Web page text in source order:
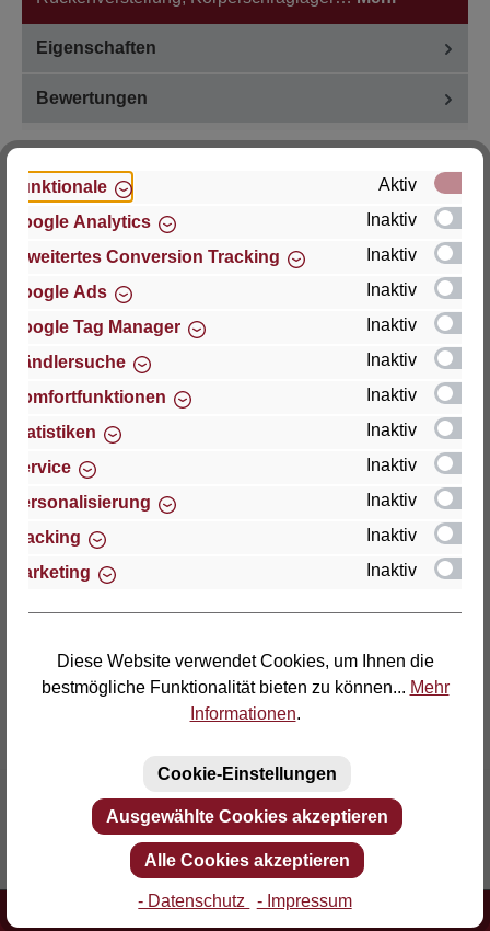
Eigenschaften
Bewertungen
Hersteller
Für Fragen zu Produkt, Produktsicherheit oder
technische Unterstützung wenden Sie sich bitte an:
Thomas GmbH + Co. Sitz- und Liegemöbel KG
"Lattoflex"
D-27432 Bremervörde
Telefon: (04761) 979-0
E-Mail: info@lattoflex.com
Erfinder des Lattenrostes Mehr als 60 Jahre Erfahrung
Funktionale
Aktiv
Google Analytics
Inaktiv
Erweitertes Conversion Tracking
Inaktiv
Google Ads
Inaktiv
Google Tag Manager
Inaktiv
Händlersuche
Inaktiv
Komfortfunktionen
Inaktiv
Statistiken
Inaktiv
Service
Inaktiv
Personalisierung
Inaktiv
Tracking
Inaktiv
Marketing
Inaktiv
Diese Website verwendet Cookies, um Ihnen die
bestmögliche Funktionalität bieten zu können... Mehr
Informationen.
Cookie-Einstellungen
Ausgewählte Cookies akzeptieren
Alle Cookies akzeptieren
- Datenschutz - Impressum